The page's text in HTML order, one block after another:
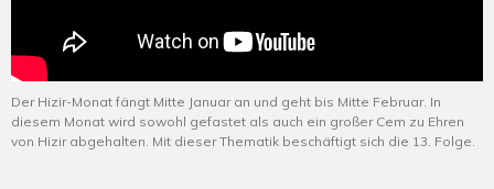
Der Hizir-Monat fängt Mitte Januar an und geht bis Mitte Februar. In
diesem Monat wird sowohl gefastet als auch ein großer Cem zu Ehren
von Hizir abgehalten. Mit dieser Thematik beschäftigt sich die 13. Folge.